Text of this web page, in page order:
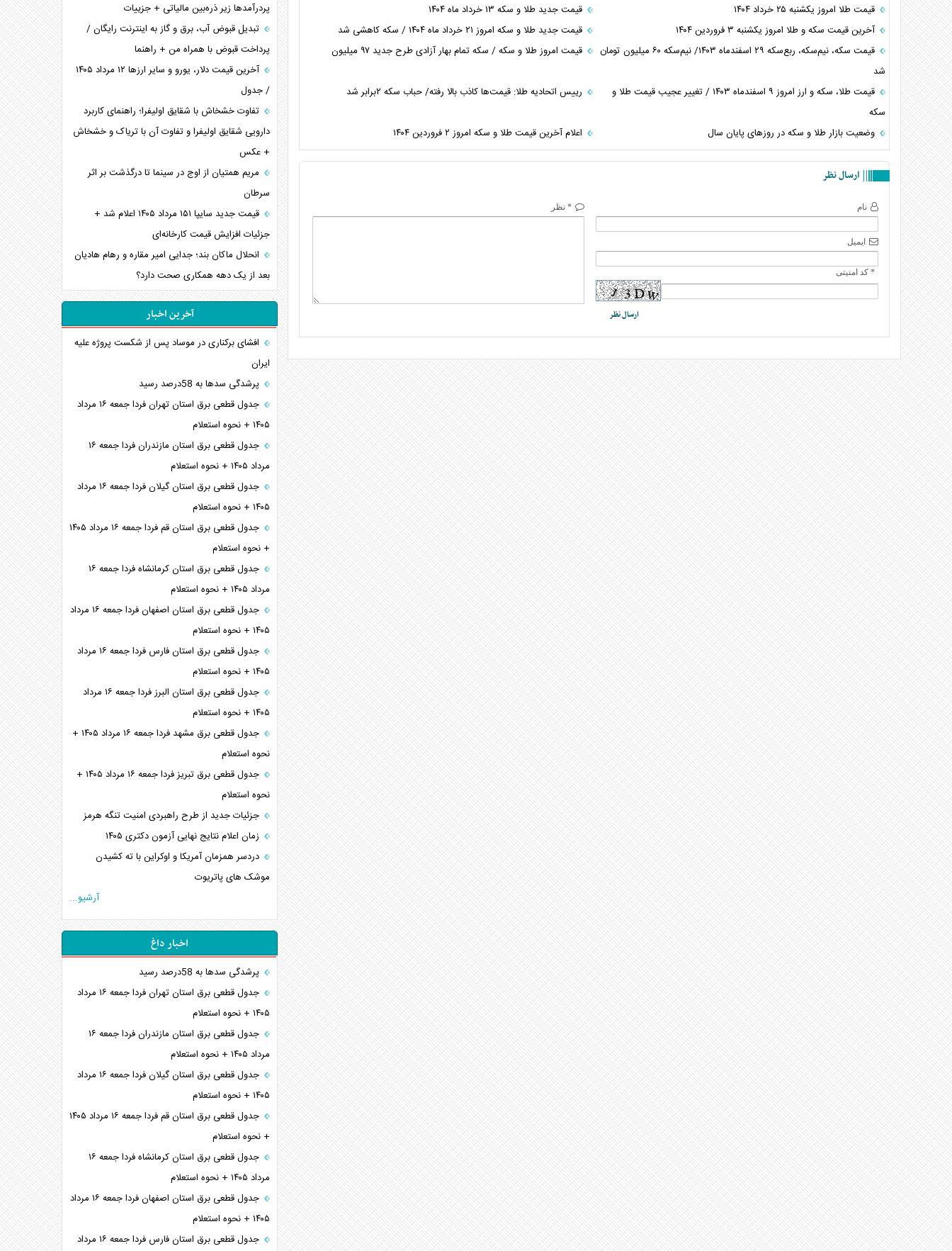
قیمت طلا امروز یکشنبه ۲۵ خرداد ۱۴۰۴
قیمت جدید طلا و سکه ۱۳ خرداد ماه ۱۴۰۴
آخرین قیمت سکه و طلا امروز یکشنبه ۳ فروردین ۱۴۰۴
قیمت جدید طلا و سکه امروز ۲۱ خرداد ماه ۱۴۰۴ / سکه کاهشی شد
قیمت سکه، نیم‌سکه، ربع‌سکه ۲۹ اسفندماه ۱۴۰۳/ نیم‌سکه ۶۰ میلیون تومان
شد
قیمت امروز طلا و سکه / سکه تمام بهار آزادی طرح جدید ۹۷ میلیون
قیمت طلا، سکه و ارز امروز ۹ اسفندماه ۱۴۰۳ / تغییر عجیب قیمت طلا و
سکه
رییس اتحادیه طلا: قیمت‌ها کاذب بالا رفته/ حباب سکه ۲برابر شد
وضعیت بازار طلا و سکه در روز‌های پایان سال اعلام آخرین قیمت طلا و سکه امروز ٢ فروردین ١۴٠۴
ارسال نظر
نام
ایمیل
* کد امنیتی
* نظر
پردرآمد‌ها زیر ذره‌بین مالیاتی + جزییات
تبدیل قبوض آب، برق و گاز به اینترنت رایگان /
پرداخت قبوض با همراه من + راهنما
آخرین قیمت دلار، یورو و سایر ارز‌ها ۱۲ مرداد ۱۴۰۵
/ جدول
تفاوت خشخاش با شقایق اولیفرا؛ راهنمای کاربرد
دارویی شقایق اولیفرا و تفاوت آن با تریاک و خشخاش
+ عکس
مریم همتیان از اوج در سینما تا درگذشت بر اثر
سرطان
قیمت جدید سایپا ۱۵۱ مرداد ۱۴۰۵ اعلام شد +
جزئیات افزایش قیمت کارخانه‌ای
انحلال ماکان بند؛ جدایی امیر مقاره و رهام هادیان
بعد از یک دهه همکاری صحت دارد؟
آخرین اخبار
افشای برکناری در موساد پس از شکست پروژه علیه
ایران
پرشدگی سدها به 58درصد رسید
جدول قطعی برق استان تهران فردا جمعه ۱۶ مرداد
۱۴۰۵ + نحوه استعلام
جدول قطعی برق استان مازندران فردا جمعه ۱۶
مرداد ۱۴۰۵ + نحوه استعلام
جدول قطعی برق استان گیلان فردا جمعه ۱۶ مرداد
۱۴۰۵ + نحوه استعلام
جدول قطعی برق استان قم فردا جمعه ۱۶ مرداد ۱۴۰۵
+ نحوه استعلام
جدول قطعی برق استان کرمانشاه فردا جمعه ۱۶
مرداد ۱۴۰۵ + نحوه استعلام
جدول قطعی برق استان اصفهان فردا جمعه ۱۶ مرداد
۱۴۰۵ + نحوه استعلام
جدول قطعی برق استان فارس فردا جمعه ۱۶ مرداد
۱۴۰۵ + نحوه استعلام
جدول قطعی برق استان البرز فردا جمعه ۱۶ مرداد
۱۴۰۵ + نحوه استعلام
جدول قطعی برق مشهد فردا جمعه ۱۶ مرداد ۱۴۰۵ +
نحوه استعلام
جدول قطعی برق تبریز فردا جمعه ۱۶ مرداد ۱۴۰۵ +
نحوه استعلام
جزئیات جدید از طرح راهبردی امنیت تنگه هرمز
زمان اعلام نتایج نهایی آزمون دکتری ۱۴۰۵
دردسر همزمان آمریکا و اوکراین با ته کشیدن
موشک های پاتریوت
آرشیو...
اخبار داغ
پرشدگی سدها به 58درصد رسید
جدول قطعی برق استان تهران فردا جمعه ۱۶ مرداد
۱۴۰۵ + نحوه استعلام
جدول قطعی برق استان مازندران فردا جمعه ۱۶
مرداد ۱۴۰۵ + نحوه استعلام
جدول قطعی برق استان گیلان فردا جمعه ۱۶ مرداد
۱۴۰۵ + نحوه استعلام
جدول قطعی برق استان قم فردا جمعه ۱۶ مرداد ۱۴۰۵
+ نحوه استعلام
جدول قطعی برق استان کرمانشاه فردا جمعه ۱۶
مرداد ۱۴۰۵ + نحوه استعلام
جدول قطعی برق استان اصفهان فردا جمعه ۱۶ مرداد
۱۴۰۵ + نحوه استعلام
جدول قطعی برق استان فارس فردا جمعه ۱۶ مرداد